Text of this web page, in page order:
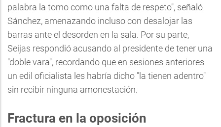
palabra la tomo como una falta de respeto", señaló
Sánchez, amenazando incluso con desalojar las
barras ante el desorden en la sala. Por su parte,
Seijas respondió acusando al presidente de tener una
"doble vara", recordando que en sesiones anteriores
un edil oficialista les habría dicho "la tienen adentro"
sin recibir ninguna amonestación.
Fractura en la oposición